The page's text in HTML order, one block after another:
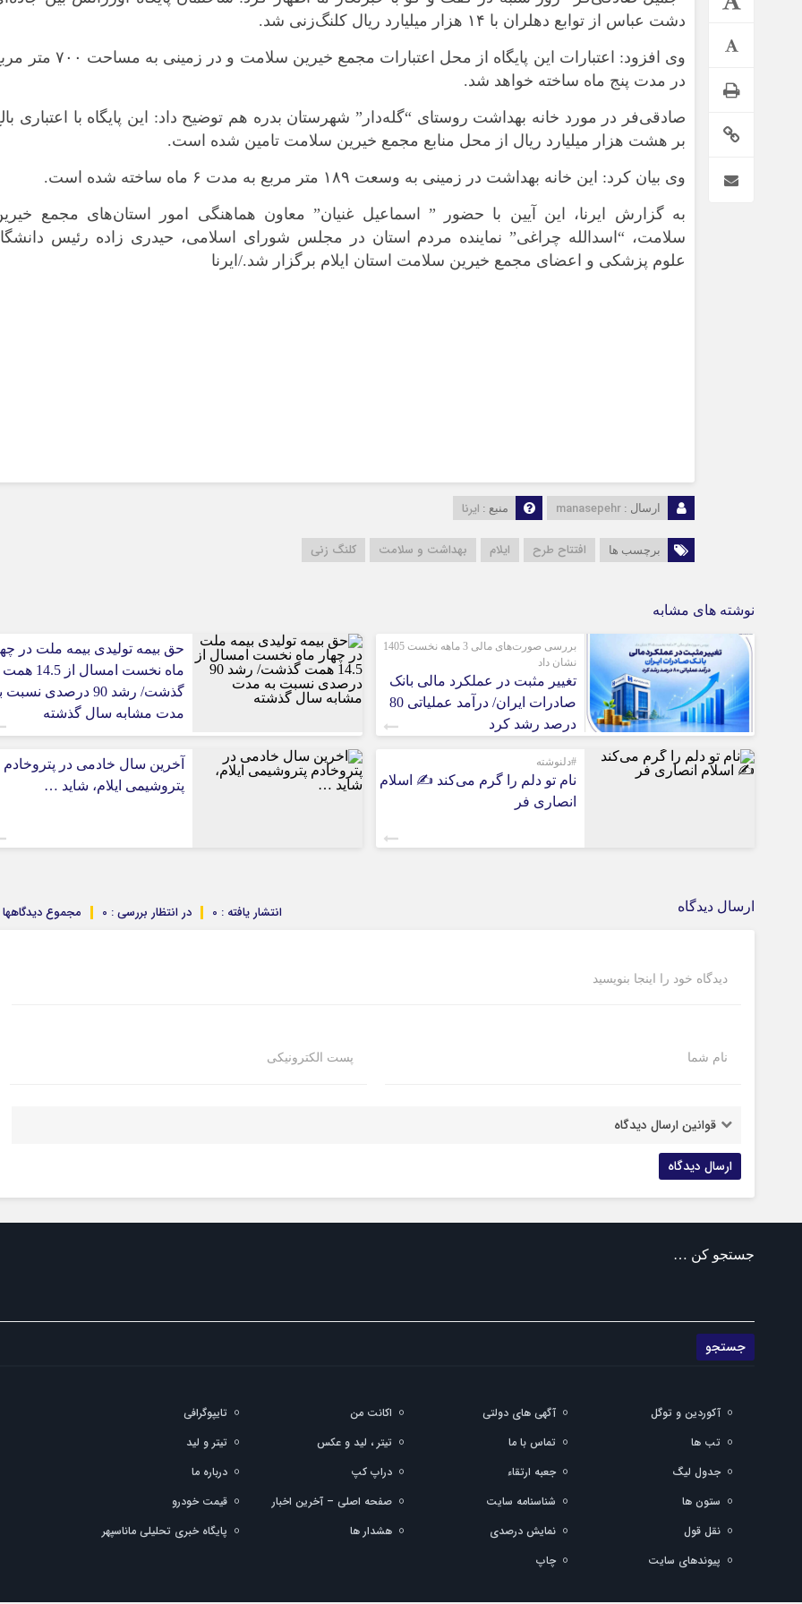
*جهان
بین الملل
*چندرسانه‌ای
فیلم
*استان ها
سیستان و
فارس
قزوین
لرستان
دشت عباس از توابع دهلران با ۱۴ هزار میلیارد ریال کلنگ‌زنی شد.
وی افزود: اعتبارات این پایگاه از محل اعتبارات مجمع خیرین سلامت و در زمینی به
در مدت پنج ماه ساخته خواهد شد.
صادقی‌فر در مورد خانه بهداشت روستای “گله‌دار” شهرستان بدره هم توضیح داد: این پایگاه با اعتباری
بر هشت هزار میلیارد ریال از محل منابع مجمع خیرین سلامت تامین شده است.
وی بیان کرد: این خانه بهداشت در زمینی به وسعت ۱۸۹ متر مربع به مدت ۶ ماه ساخته شده است.
به گزارش ایرنا، این آیین با حضور ” اسماعیل غنیان” معاون هماهنگی امور استان‌های مجمع
سلامت، “اسدالله چراغی” نماینده مردم استان در مجلس شورای اسلامی، حیدری زاده رئیس
علوم پزشکی و اعضای مجمع خیرین سلامت استان ایلام‌ برگزار شد./ایرنا
ارسال : manasepehr منبع : ایرنا
برچسب ها افتتاح طرح ایلام بهداشت و سلامت کلنگ زنی
نوشته های مشابه
بررسی صورت‌های مالی 3 ماهه نخست 1405
نشان داد
تغییر مثبت در عملکرد مالی بانک
صادرات ایران/ درآمد عملیاتی 80
درصد رشد کرد
حق بیمه تولیدی بیمه ملت در
ماه نخست امسال از 14.5 همت
گذشت/ رشد 90 درصدی نسبت
مدت مشابه سال گذشته
#دلنوشته
نام تو دلم را گرم می‌کند ✍️ اسلام
انصاری فر
آخرین سال خادمی در پتروخادم
پتروشیمی ایلام، شاید …
ارسال دیدگاه مجموع دیدگاهها : در انتظار بررسی : 0 انتشار یافته : 0
دیدگاه خود را اینجا بنویسید
نام شما پست الکترونیکی
قوانین ارسال دیدگاه
جستجو کن …
آکوردین و توگل آگهی های دولتی اکانت من
تایپوگرافی
تب ها
تماس با ما تیتر ، لید و عکس
تیتر و لید
جدول لیگ
جعبه ارتقاء دراپ کپ
درباره ما
ستون ها
شناسنامه سایت صفحه اصلی – آخرین اخبار
قیمت خودرو
نقل قول
نمایش درصدی هشدار ها
پایگاه خبری تحلیلی ماناسپهر
پیوندهای سایت
چاپ